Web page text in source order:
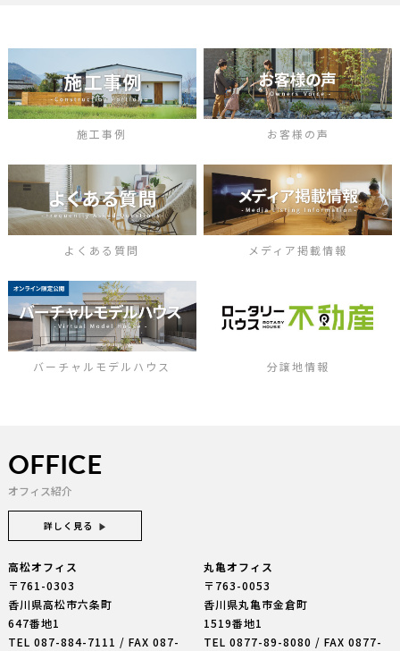
施工事例 お客様の声
よくある質問 メディア掲載情報
バーチャルモデルハウス 分譲地情報
OFFICE
オフィス紹介
詳しく見る
高松オフィス
〒761-0303
香川県高松市六条町
647番地1
TEL 087-884-7111 / FAX 087-
丸亀オフィス
〒763-0053
香川県丸亀市金倉町
1519番地1
TEL0877-89-8080 / FAX 0877-